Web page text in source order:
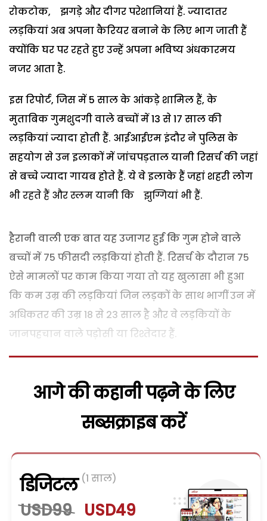
रोकटोक, झगड़े और दीगर परेशानियां हैं. ज्यादातर
लड़कियां अब अपना कैरियर बनाने के लिए भाग जाती हैं
क्योंकि घर पर रहते हुए उन्हें अपना भविष्य अंधकारमय
नजर आता है.
इस रिपोर्ट, जिस में 5 साल के आंकड़े शामिल हैं, के
मुताबिक गुमशुदगी वाले बच्चों में 13 से 17 साल की
लड़कियां ज्यादा होती हैं. आईआईएम इंदौर ने पुलिस के
सहयोग से उन इलाकों में जांचपड़ताल यानी रिसर्च की जहां
से बच्चे ज्यादा गायब होते हैं. ये वे इलाके हैं जहां शहरी लोग
भी रहते हैं और स्लम यानी कि झुग्गियां भी हैं.
हैरानी वाली एक बात यह उजागर हुई कि गुम होने वाले
बच्चों में 75 फीसदी लड़कियां होती हैं. रिसर्च के दौरान 75
ऐसे मामलों पर काम किया गया तो यह खुलासा भी हुआ
कि कम उम्र की लड़कियां जिन लड़कों के साथ भागीं उन में
अधिकतर की उम्र 18 से 23 साल है और वे लड़कियों के
जानपहचान वाले पड़ोसी या रिश्तेदार हैं.
आगे की कहानी पढ़ने के लिए
सब्सक्राइब करें
डिजिटल (1 साल)
USD99 USD49